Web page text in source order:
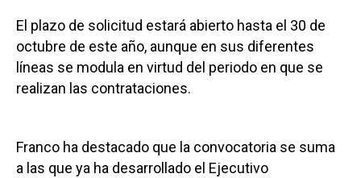
El plazo de solicitud estará abierto hasta el 30 de
octubre de este año, aunque en sus diferentes
líneas se modula en virtud del periodo en que se
realizan las contrataciones.
Franco ha destacado que la convocatoria se suma
a las que ya ha desarrollado el Ejecutivo